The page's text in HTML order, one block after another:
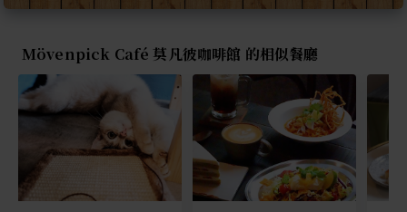
Mövenpick Café 莫凡彼咖啡館 的相似餐廳